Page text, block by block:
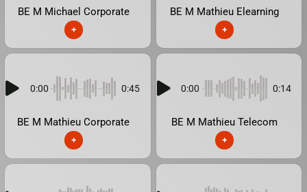
BE M Michael Corporate
+
BE M Mathieu Elearning
+
0:00 0:45
BE M Mathieu Corporate
+
0:00 0:14
BE M Mathieu Telecom
+